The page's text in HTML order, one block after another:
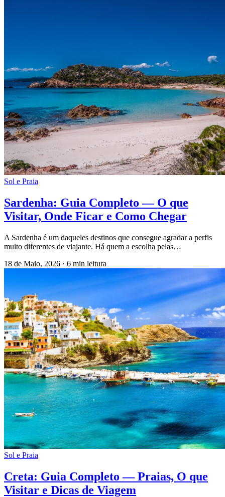
Sol e Praia
Sardenha: Guia Completo — O que
Visitar, Onde Ficar e Como Chegar
A Sardenha é um daqueles destinos que consegue agradar a perfis
muito diferentes de viajante. Há quem a escolha pelas…
18 de Maio, 2026 · 6 min leitura
Sol e Praia
Creta: Guia Completo — Praias, O que
Visitar e Dicas de Viagem